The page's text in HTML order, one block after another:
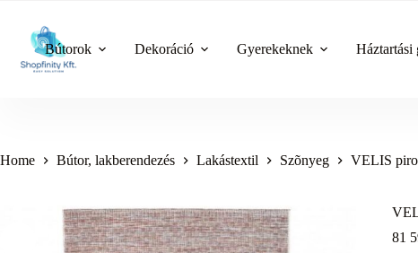
content
Bútorok Dekoráció Gyerekeknek Háztartási
Home Bútor, lakberendezés Lakástextil Szõnyeg VELIS
81